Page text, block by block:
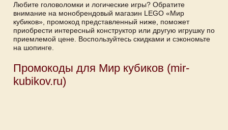
Любите головоломки и логические игры? Обратите
внимание на монобрендовый магазин LEGO «Мир
кубиков», промокод представленный ниже, поможет
приобрести интересный конструктор или другую игрушку по
приемлемой цене. Воспользуйтесь скидками и сэкономьте
на шопинге.
Промокоды для Мир кубиков (mir-
kubikov.ru)